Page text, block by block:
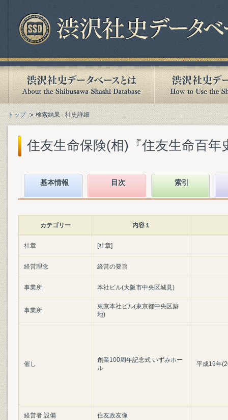
トップ 検索結果 - 社史詳細
住友生命保険(相)『住友生命百年
基本情報 目次 索引
カテゴリー 内容１
社章 [社章]
経営理念 経営の要旨
事業所 本社ビル(大阪市中央区城見)
事業所
東京本社ビル(東京都中央区築
地)
催し
創業100周年記念式 いずみホー
ル
平成19年
経営者;設備 住友政友像